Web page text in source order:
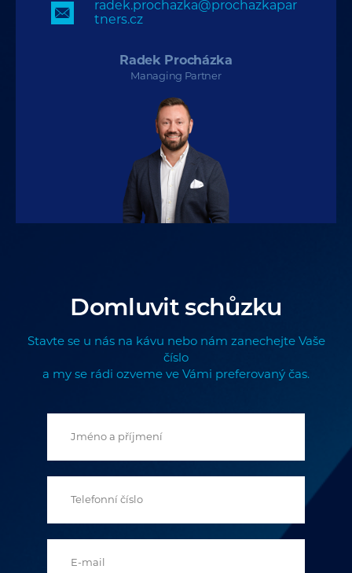
radek.prochazka@prochazkapar
tners.cz
Radek Procházka
Managing Partner
Domluvit schůzku
Stavte se u nás na kávu nebo nám zanechejte Vaše
číslo
a my se rádi ozveme ve Vámi preferovaný čas.